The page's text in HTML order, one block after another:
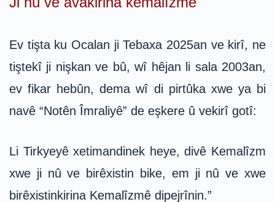
Ev tişta ku Ocalan ji Tebaxa 2025an ve kirî, ne
tiştekî ji nişkan ve bû, wî hêjan li sala 2003an,
ev fikar hebûn, dema wî di pirtûka xwe ya bi
navê “Notên Îmraliyê” de eşkere û vekirî gotî:
Li Tirkyeyê xetimandinek heye, divê Kemalîzm
xwe ji nû ve birêxistin bike, em ji nû ve xwe
birêxistinkirina Kemalîzmê dipejrînin.”